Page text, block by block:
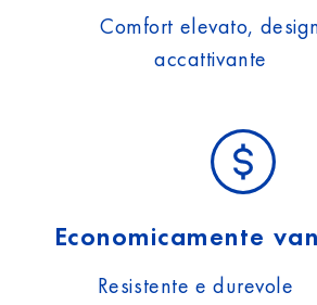
Comfort elevato,
accattivante
Economicamente
Resistente e durevole